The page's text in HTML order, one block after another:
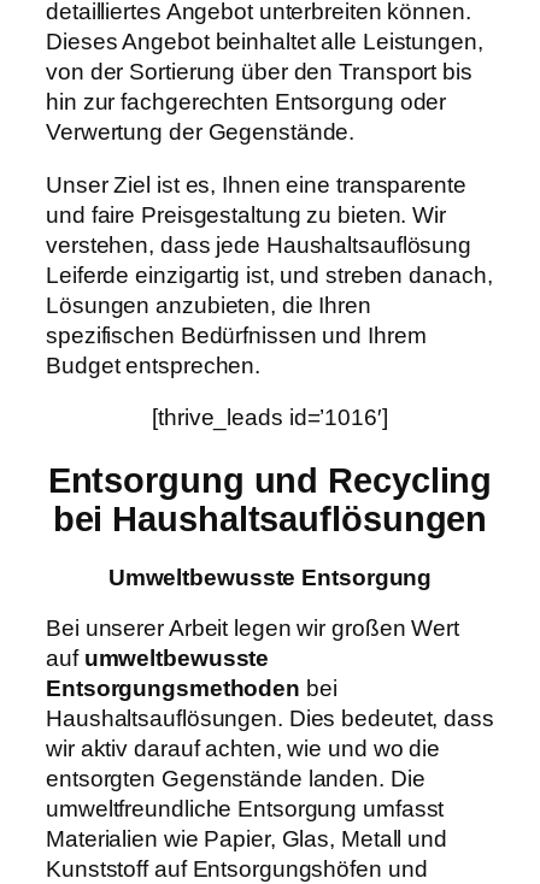
detailliertes Angebot unterbreiten können.
Dieses Angebot beinhaltet alle Leistungen,
von der Sortierung über den Transport bis
hin zur fachgerechten Entsorgung oder
Verwertung der Gegenstände.
Unser Ziel ist es, Ihnen eine transparente
und faire Preisgestaltung zu bieten. Wir
verstehen, dass jede Haushaltsauflösung
Leiferde einzigartig ist, und streben danach,
Lösungen anzubieten, die Ihren
spezifischen Bedürfnissen und Ihrem
Budget entsprechen.
[thrive_leads id=’1016′]
Entsorgung und Recycling
bei Haushaltsauflösungen
Umweltbewusste Entsorgung
Bei unserer Arbeit legen wir großen Wert
auf umweltbewusste
Entsorgungsmethoden bei
Haushaltsauflösungen. Dies bedeutet, dass
wir aktiv darauf achten, wie und wo die
entsorgten Gegenstände landen. Die
umweltfreundliche Entsorgung umfasst
Materialien wie Papier, Glas, Metall und
Kunststoff auf Entsorgungshöfen und